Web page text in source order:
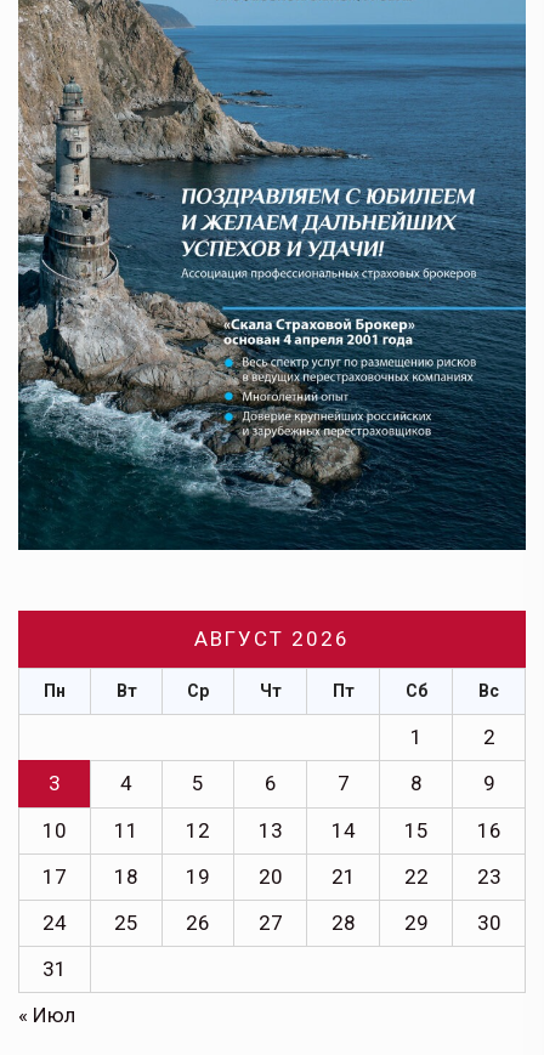
АВГУСТ 2026
Пн Вт Ср Чт Пт Сб Вс
1
2
3
4 5 6 7 8
9
10
11 12 13 14 15
16
17
18 19 20 21 22
23
24
25 26 27 28 29
30
31
« Июл